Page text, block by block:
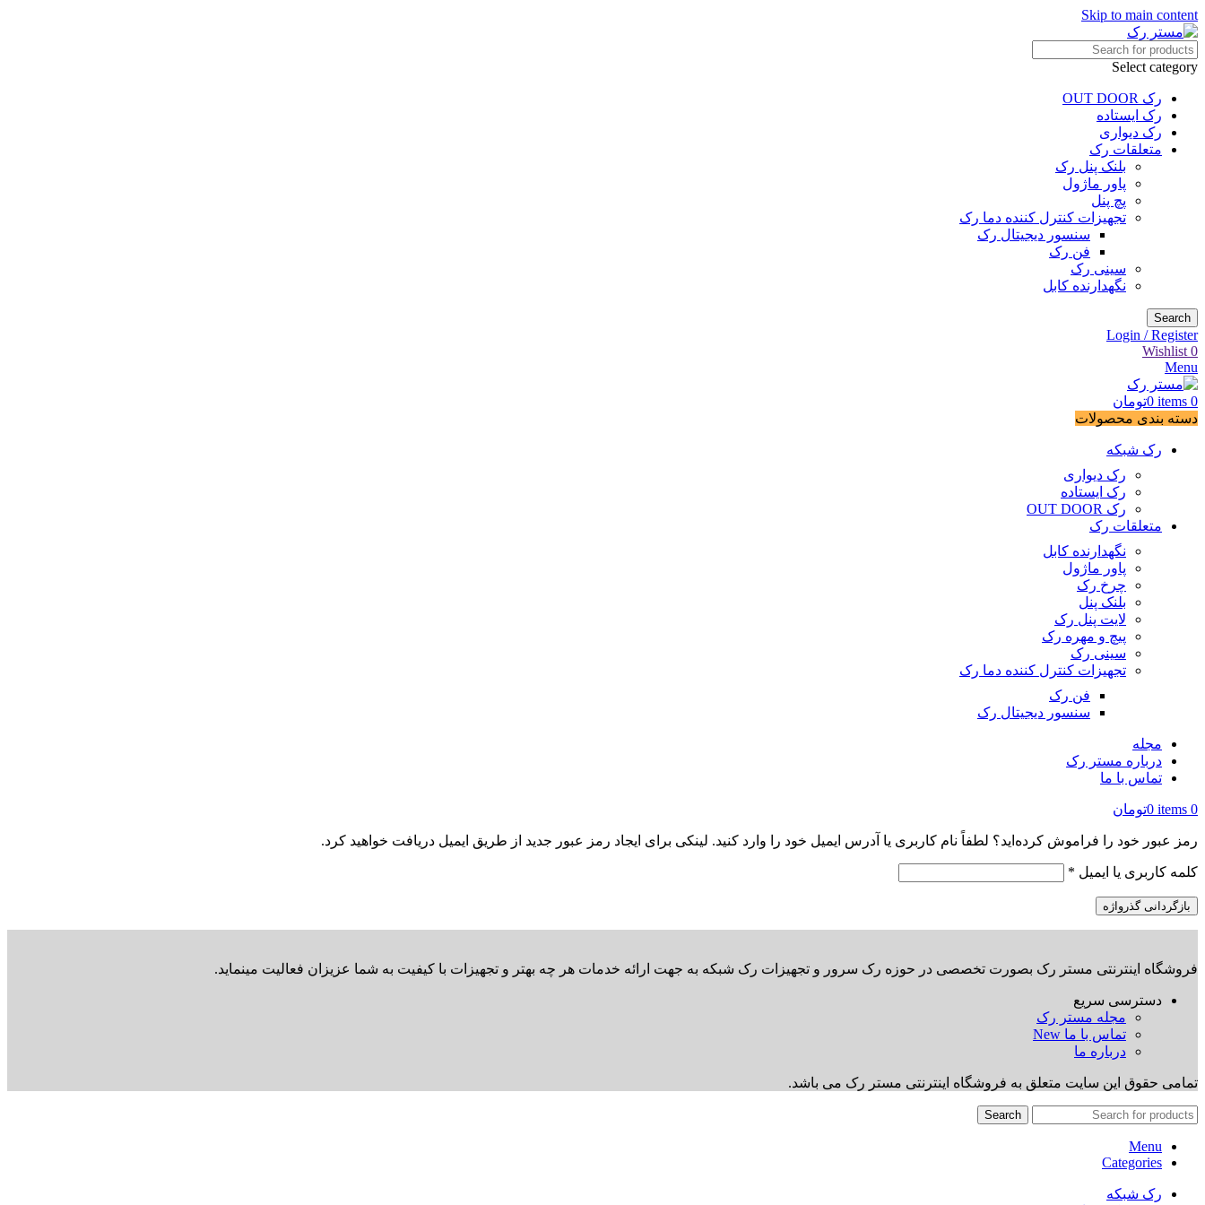
Skip to main content
Select category
رک OUT DOOR
رک ایستاده
رک دیواری
متعلقات رک
بلنک پنل رک
پاور ماژول
پچ پنل
تجهیزات کنترل کننده دما رک
سنسور دیجیتال رک
فن رک
سینی رک
نگهدارنده کابل
Search
Login / Register
0
Wishlist
Menu
0
items
0تومان
دسته بندی محصولات
رک شبکه
رک دیواری
رک ایستاده
رک OUT DOOR
متعلقات رک
نگهدارنده کابل
پاور ماژول
چرخ رک
بلنک پنل
لایت پنل رک
پیچ و مهره رک
سینی رک
تجهیزات کنترل کننده دما رک
فن رک
سنسور دیجیتال رک
مجله
درباره مستر رک
تماس با ما
0
items
0تومان
رمز عبور خود را فراموش کرده‌اید؟ لطفاً نام کاربری یا آدرس ایمیل خود را وارد کنید. لینکی برای ایجاد رمز عبور جدید از طریق ایمیل دریافت خواهید کرد.
کلمه کاربری یا ایمیل *
بازگردانی گذرواژه
فروشگاه اینترنتی مستر رک بصورت تخصصی در حوزه رک سرور و تجهیزات رک شبکه به جهت ارائه خدمات هر چه بهتر و تجهیزات با کیفیت به شما عزیزان فعالیت مینماید.
دسترسی سریع
مجله مستر رک
تماس با ما New
درباره ما
تمامی حقوق این سایت متعلق به فروشگاه اینترنتی مستر رک می باشد.
Search
Menu
Categories
رک شبکه